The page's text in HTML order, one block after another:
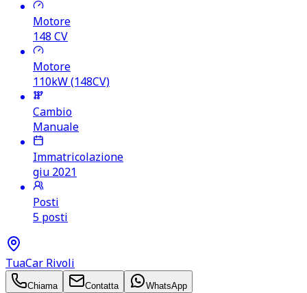
Motore
148 CV
Motore
110kW (148CV)
Cambio
Manuale
Immatricolazione
giu 2021
Posti
5 posti
TuaCar Rivoli
Chiama Contatta WhatsApp